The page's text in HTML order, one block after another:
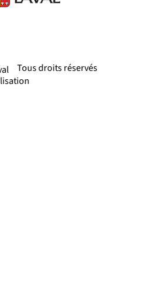
Tous droits réservés